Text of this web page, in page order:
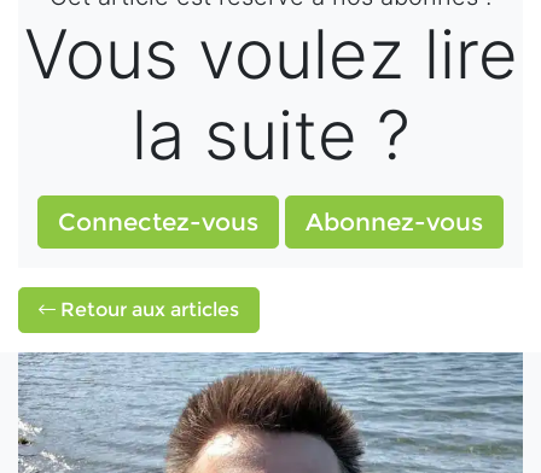
Vous voulez lire
la suite ?
Connectez-vous Abonnez-vous
Retour aux articles